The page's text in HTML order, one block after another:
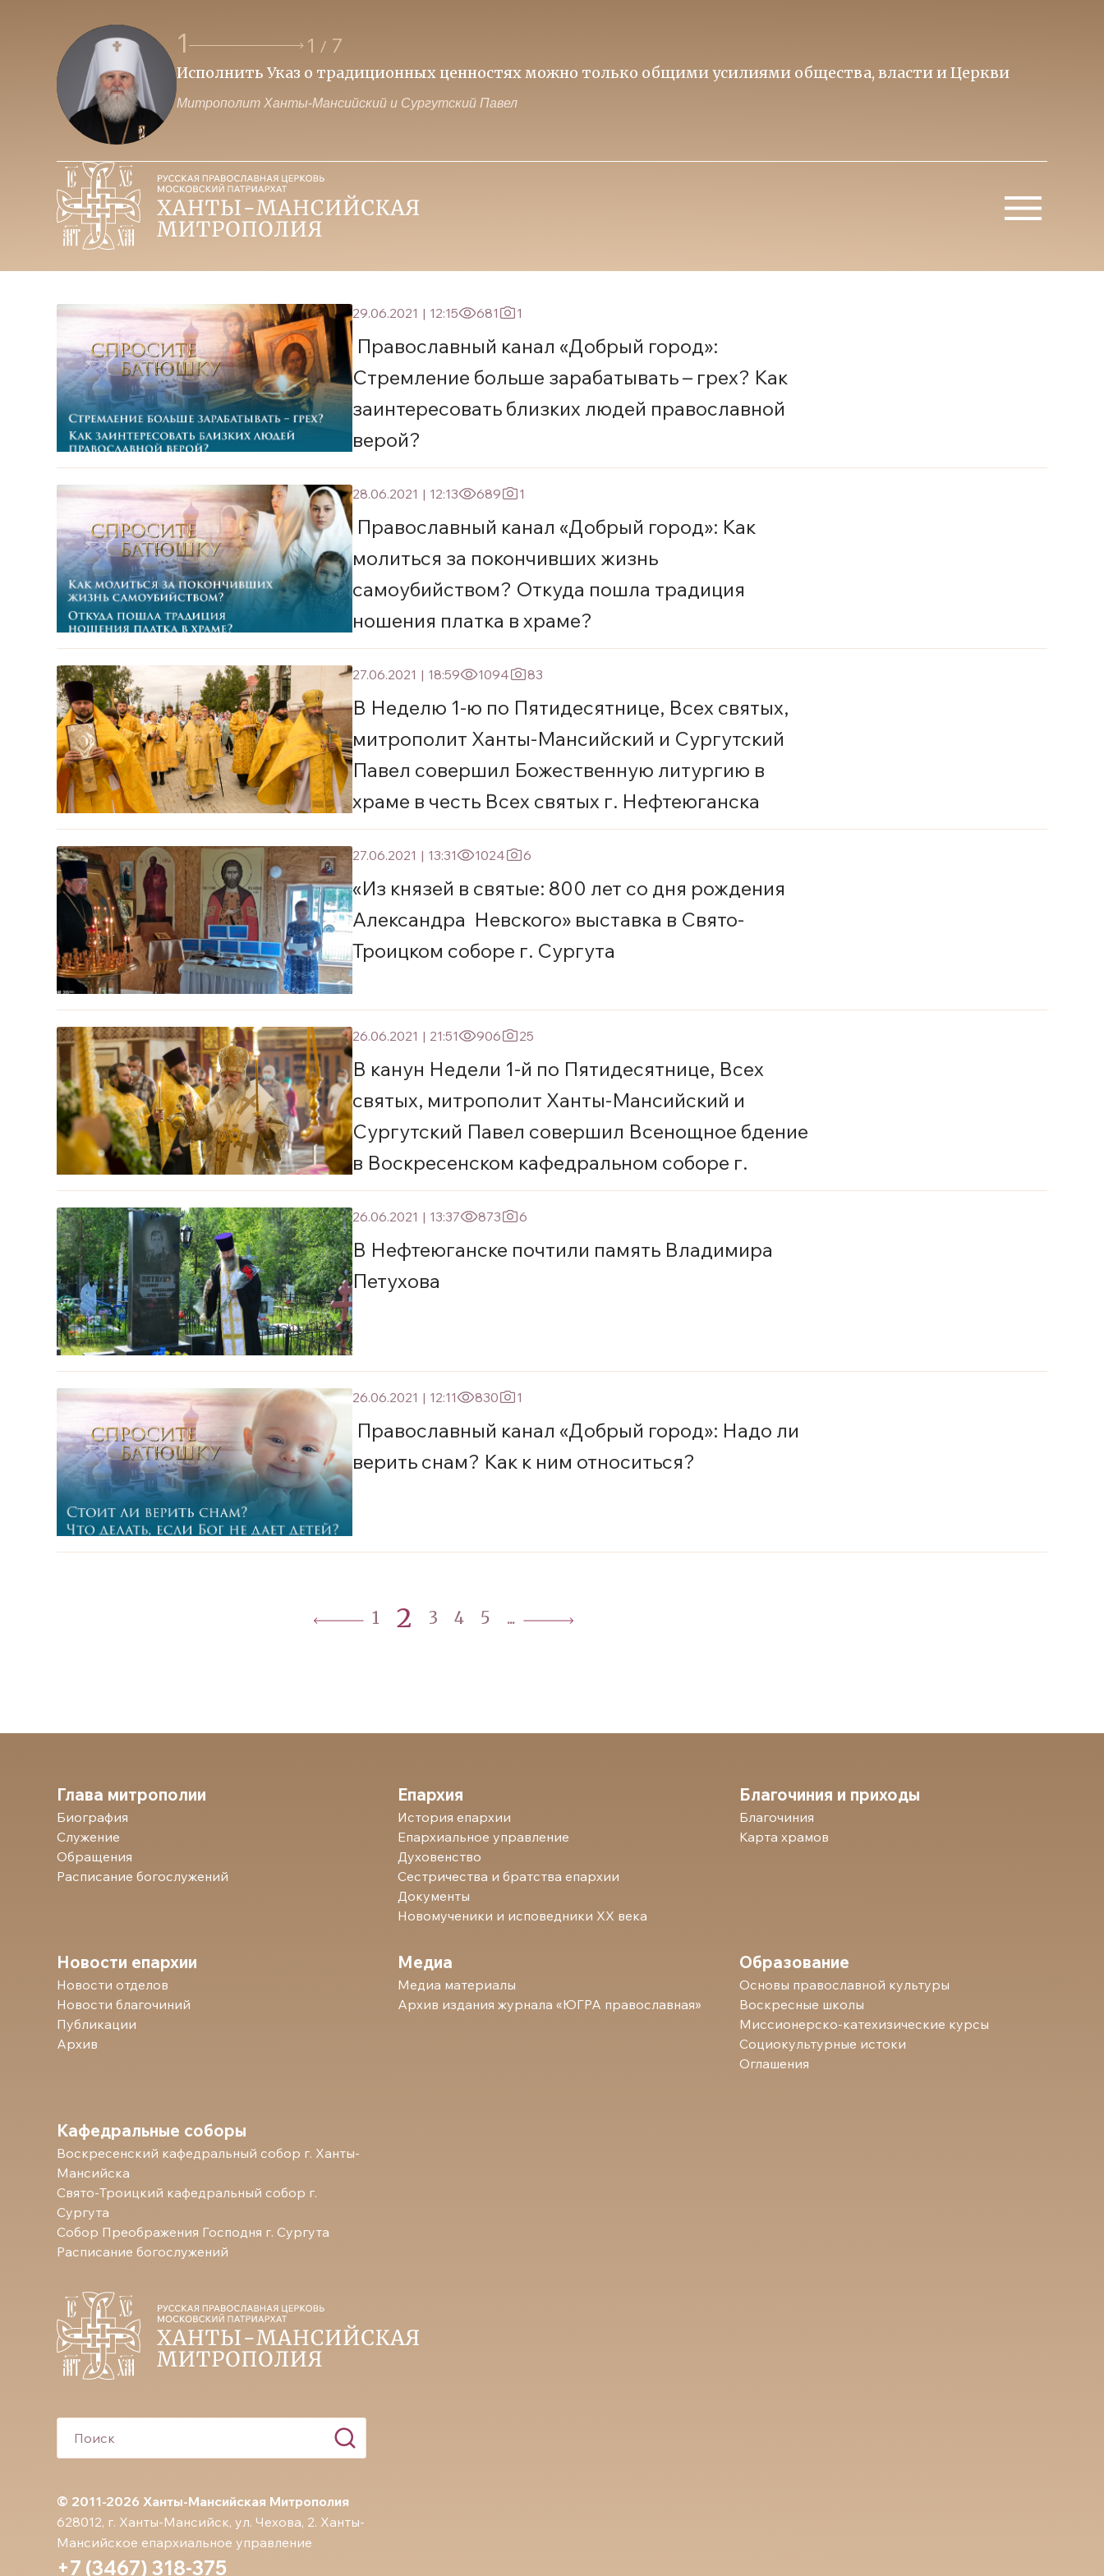
1 1 / 7
Исполнить Указ о традиционных ценностях можно только общими усилиями общества, власти и Церкви
Митрополит Ханты-Мансийский и Сургутский Павел
29.06.2021 | 12:15 681 1
Православный канал «Добрый город»:
Стремление больше зарабатывать – грех? Как
заинтересовать близких людей православной
верой?
28.06.2021 | 12:13 689 1
Православный канал «Добрый город»: Как
молиться за покончивших жизнь
самоубийством? Откуда пошла традиция
ношения платка в храме?
27.06.2021 | 18:59 1094 83
В Неделю 1-ю по Пятидесятнице, Всех святых,
митрополит Ханты-Мансийский и Сургутский
Павел совершил Божественную литургию в
храме в честь Всех святых г. Нефтеюганска
27.06.2021 | 13:31 1024 6
«Из князей в святые: 800 лет со дня рождения
Александра Невского» выставка в Свято-
Троицком соборе г. Сургута
26.06.2021 | 21:51 906 25
В канун Недели 1-й по Пятидесятнице, Всех
святых, митрополит Ханты-Мансийский и
Сургутский Павел совершил Всенощное бдение
в Воскресенском кафедральном соборе г.
Ханты-Мансийска
26.06.2021 | 13:37 873 6
В Нефтеюганске почтили память Владимира
Петухова
26.06.2021 | 12:11 830 1
Православный канал «Добрый город»: Надо ли
верить снам? Как к ним относиться?
1 2 3 4 5 ...
© 2011-2026 Ханты-Мансийская Митрополия
628012, г. Ханты-Мансийск, ул. Чехова, 2. Ханты-
Мансийское епархиальное управление
+7 (3467) 318-375
Глава митрополии
Биография
Служение
Обращения
Расписание богослужений
Епархия
История епархии
Епархиальное управление
Духовенство
Сестричества и братства епархии
Документы
Новомученики и исповедники ХХ века
Благочиния и приходы
Благочиния
Карта храмов
Новости епархии
Новости отделов
Новости благочиний
Публикации
Архив
Медиа
Медиа материалы
Архив издания журнала «ЮГРА православная»
Образование
Основы православной культуры
Воскресные школы
Миссионерско-катехизические курсы
Социокультурные истоки
Оглашения
Кафедральные соборы
Воскресенский кафедральный собор г. Ханты-
Мансийска
Свято-Троицкий кафедральный собор г.
Сургута
Собор Преображения Господня г. Сургута
Расписание богослужений